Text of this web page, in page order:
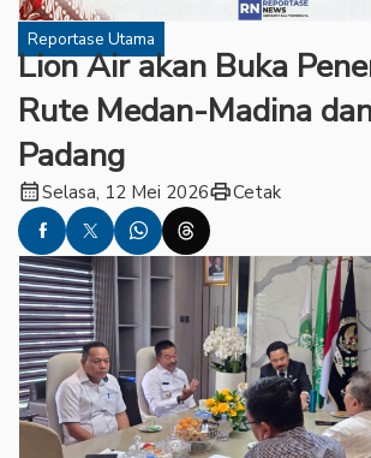
Reportase Utama
Lion Air akan Buka
Rute Medan-Madina
Padang
calendar_monthSelasa, 12 Mei 2026printCetak